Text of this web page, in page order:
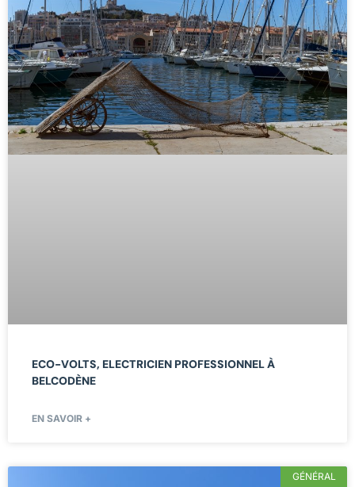
ECO-VOLTS, ELECTRICIEN PROFESSIONNEL À
BELCODÈNE
EN SAVOIR +
GÉNÉRAL